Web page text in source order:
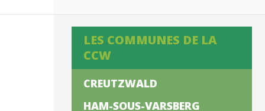
LES COMMUNES DE LA
CCW
CREUTZWALD
HAM-SOUS-VARSBERG